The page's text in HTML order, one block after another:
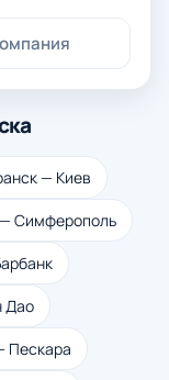
— Киев
Симферополь
Дао
Пескара